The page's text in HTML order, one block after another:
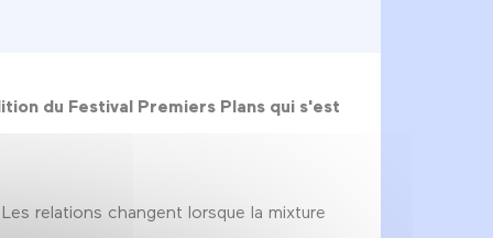
du Festival Premiers Plans qui s'est
relations changent lorsque la mixture